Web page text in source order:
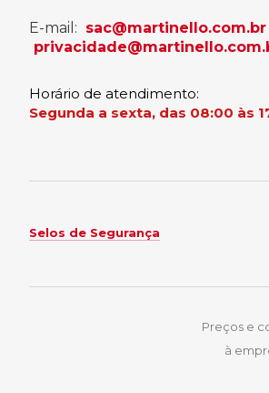
E-mail: sac@martinello.com.br
Horário de atendimento:
Segunda a sexta, das 08:00 às
Selos de Segurança
Preços e
à